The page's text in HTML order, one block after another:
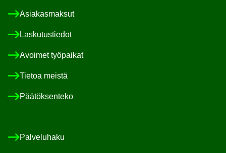
Asia­kas­mak­sut
Las­ku­tus­tie­dot
Avoi­met työ­pai­kat
Tie­toa meis­tä
Pää­tök­sen­te­ko
Pal­ve­lu­ha­ku